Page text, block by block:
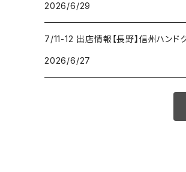
2026/6/29
7/11-12 出店情報【長野】信州ハンド
2026/6/27